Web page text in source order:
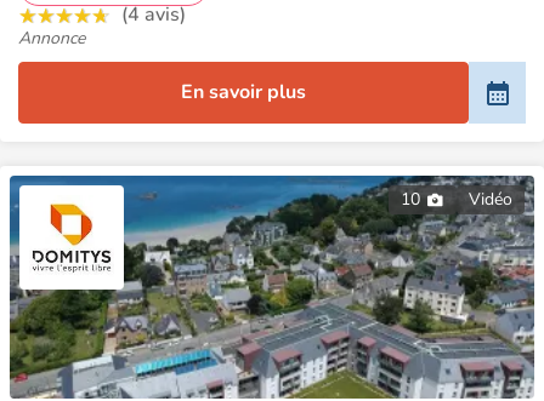
(4 avis)
Annonce
En savoir plus
10 Vidéo